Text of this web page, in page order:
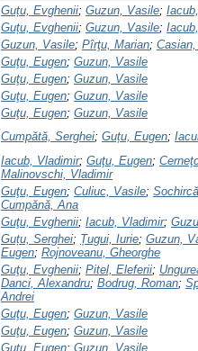
Guțu, Evghenii; Guzun, Vasile;
Guțu, Evghenii; Guzun, Vasile;
Guzun, Vasile; Pîrţu, Marian;
Guţu, Eugen; Guzun, Vasile
Guţu, Eugen; Guzun, Vasile
Guţu, Eugen; Guzun, Vasile
Guţu, Eugen; Guzun, Vasile
Cumpătă, Serghei; Guțu, Eugen;
Iacub, Vladimir; Guţu, Eugen;
Malinovschi, Vladimir
Guţu, Eugen; Culiuc, Vasile;
Cumpănă, Ana
Guţu, Evghenii; Iacub, Vladimir;
Guțu, Serghei; Țugui, Iurie; Guzun,
Eugen; Rojnoveanu, Gheorghe
Guţu, Evghenii; Pitel, Eleferii;
Danci, Alexandru; Bodrug, Roman;
Andrei
Guţu, Eugen; Guzun, Vasile
Guţu, Eugen; Guzun, Vasile
Guţu, Eugen; Guzun, Vasile